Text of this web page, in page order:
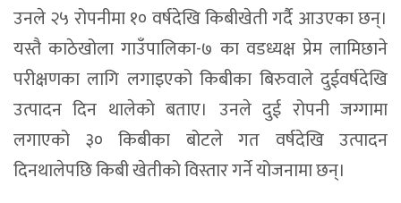
उनले २५ रोपनीमा १० वर्षदेखि किबीखेती गर्दै आउएका छन्।
यस्तै काठेखोला गाउँपालिका-७ का वडध्यक्ष प्रेम लामिछाने
परीक्षणका लागि लगाइएको किबीका बिरुवाले दुईवर्षदेखि
उत्पादन दिन थालेको बताए। उनले दुई रोपनी जग्गामा
लगाएको ३० किबीका बोटले गत वर्षदेखि उत्पादन
दिनथालेपछि किबी खेतीको विस्तार गर्ने योजनामा छन्।